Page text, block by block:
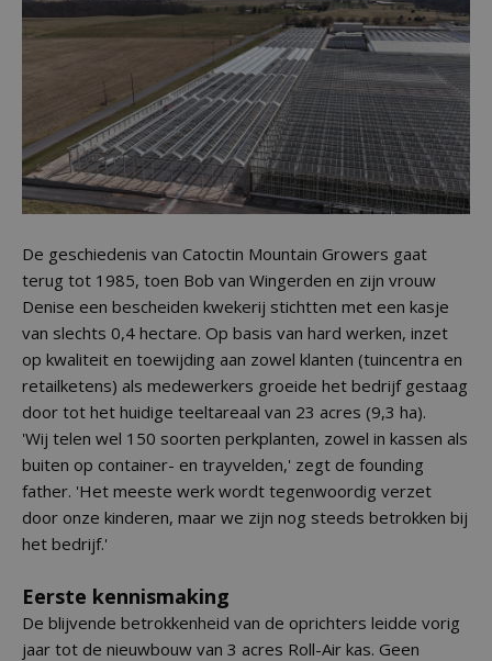
De geschiedenis van Catoctin Mountain Growers gaat
terug tot 1985, toen Bob van Wingerden en zijn vrouw
Denise een bescheiden kwekerij stichtten met een kasje
van slechts 0,4 hectare. Op basis van hard werken, inzet
op kwaliteit en toewijding aan zowel klanten (tuincentra en
retailketens) als medewerkers groeide het bedrijf gestaag
door tot het huidige teeltareaal van 23 acres (9,3 ha).
'Wij telen wel 150 soorten perkplanten, zowel in kassen als
buiten op container- en trayvelden,' zegt de founding
father. 'Het meeste werk wordt tegenwoordig verzet
door onze kinderen, maar we zijn nog steeds betrokken bij
het bedrijf.'
Eerste kennismaking
De blijvende betrokkenheid van de oprichters leidde vorig
jaar tot de nieuwbouw van 3 acres Roll-Air kas. Geen